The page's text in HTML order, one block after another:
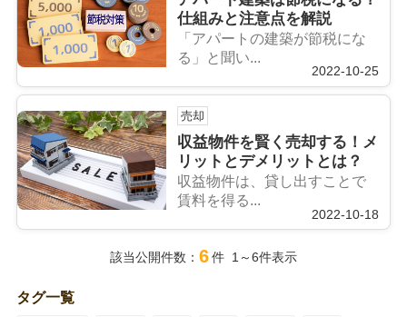
仕組みと注意点を解説
「アパートの建築が節税にな
る」と聞い...
2022-10-25
売却
収益物件を賢く売却する！メ
リットとデメリットとは？
収益物件は、貸し出すことで
賃料を得る...
2022-10-18
該当公開件数： 6件 1～6件表示
タグ一覧